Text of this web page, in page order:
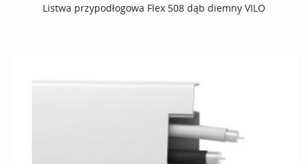
Listwa przypodłogowa Flex 508 dąb diemny VILO